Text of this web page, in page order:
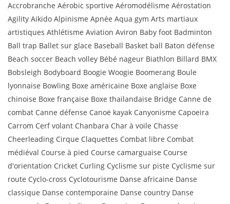
Accrobranche Aérobic sportive Aéromodélisme Aérostation
Agility Aikido Alpinisme Apnée Aqua gym Arts martiaux
artistiques Athlétisme Aviation Aviron Baby foot Badminton
Ball trap Ballet sur glace Baseball Basket ball Baton défense
Beach soccer Beach volley Bébé nageur Biathlon Billard BMX
Bobsleigh Bodyboard Boogie Woogie Boomerang Boule
lyonnaise Bowling Boxe américaine Boxe anglaise Boxe
chinoise Boxe française Boxe thaïlandaise Bridge Canne de
combat Canne défense Canoë kayak Canyonisme Capoeira
Carrom Cerf volant Chanbara Char à voile Chasse
Cheerleading Cirque Claquettes Combat libre Combat
médiéval Course à pied Course camarguaise Course
d'orientation Cricket Curling Cyclisme sur piste Cyclisme sur
route Cyclo-cross Cyclotourisme Danse africaine Danse
classique Danse contemporaine Danse country Danse